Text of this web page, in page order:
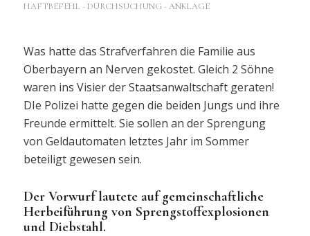
HAFTBEFEHL - DURCHSUCHUNG - ANKLAGE
Was hatte das Strafverfahren die Familie aus
Oberbayern an Nerven gekostet. Gleich 2 Söhne
waren ins Visier der Staatsanwaltschaft geraten!
DIe Polizei hatte gegen die beiden Jungs und ihre
Freunde ermittelt. Sie sollen an der Sprengung
von Geldautomaten letztes Jahr im Sommer
beteiligt gewesen sein.
Der Vorwurf lautete auf gemeinschaftliche
Herbeiführung von Sprengstoffexplosionen
und Diebstahl.